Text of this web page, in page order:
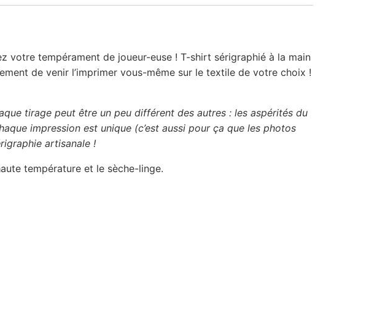
votre tempérament de joueur-euse ! T-shirt sérigraphié à la main
de venir l’imprimer vous-même sur le textile de votre choix !
tirage peut être un peu différent des autres : les aspérités du
impression est unique (c’est aussi pour ça que les photos
artisanale !
température et le sèche-linge.